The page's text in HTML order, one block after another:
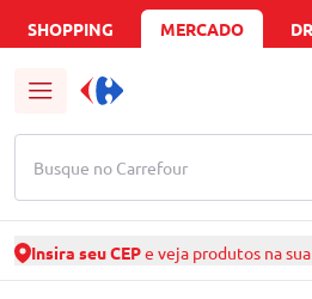
SHOPPING MERCADO
Busque no Carrefour
Insira seu CEPe veja produtos na